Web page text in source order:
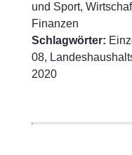
und Sport,
Finanzen
Schlagwörter:
08,
2020